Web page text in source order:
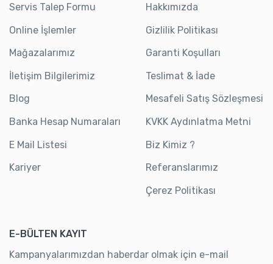
Servis Talep Formu
Online İşlemler
Mağazalarımız
İletişim Bilgilerimiz
Blog
Banka Hesap Numaraları
E Mail Listesi
Kariyer
Hakkımızda
Gizlilik Politikası
Garanti Koşulları
Teslimat & İade
Mesafeli Satış Sözleşmesi
KVKK Aydınlatma Metni
Biz Kimiz ?
Referanslarımız
Çerez Politikası
E-BÜLTEN KAYIT
Kampanyalarımızdan haberdar olmak için e-mail